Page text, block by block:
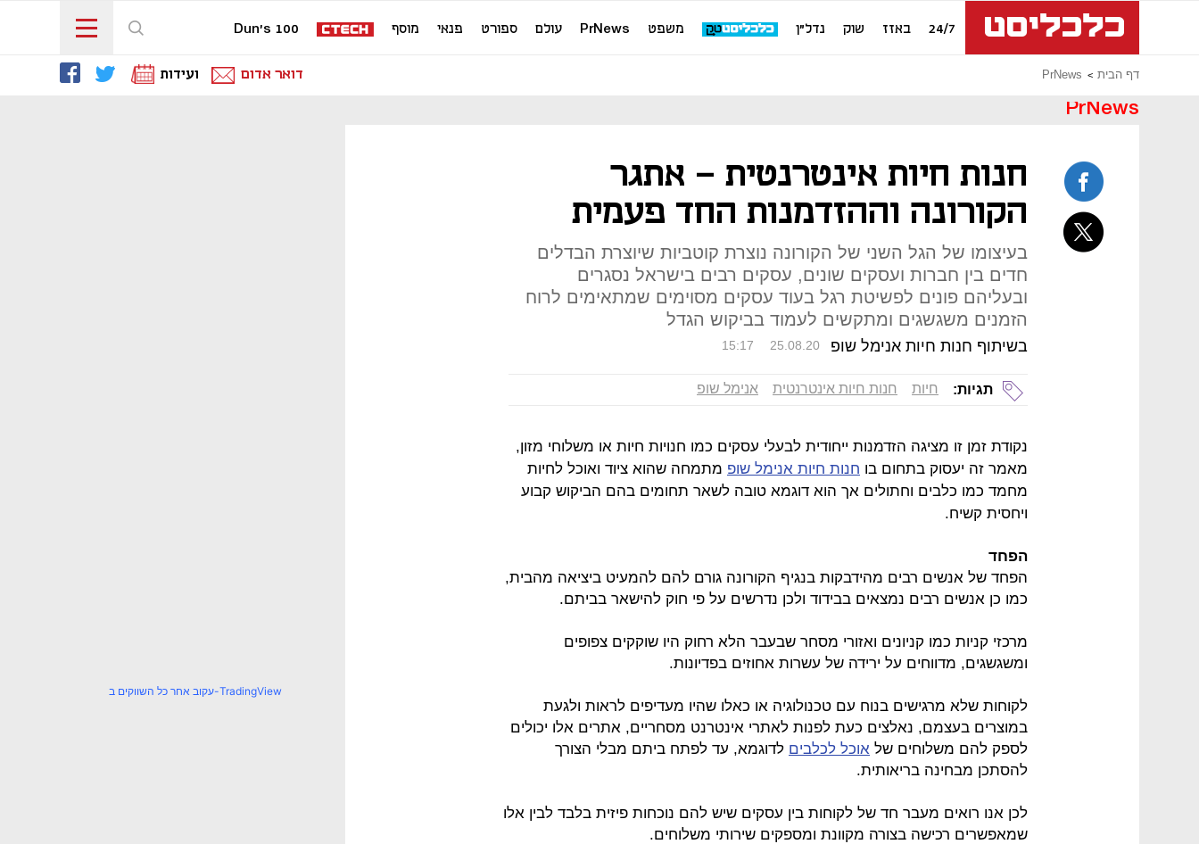
24/7 באזז שוק נדל"ן משפט PrNews עולם ספורט פנאי מוסף Dun's 100
דף הבית PrNews דואר אדום ועידות
PrNews
חנות חיות אינטרנטית – אתגר
הקורונה וההזדמנות החד פעמית
בעיצומו של הגל השני של הקורונה נוצרת קוטביות שיוצרת הבדלים
חדים בין חברות ועסקים שונים, עסקים רבים בישראל נסגרים
ובעליהם פונים לפשיטת רגל בעוד עסקים מסוימים שמתאימים לרוח
הזמנים משגשגים ומתקשים לעמוד בביקוש הגדל
בשיתוף חנות חיות אנימל שופ 15:17 25.08.20
תגיות: חיות חנות חיות אינטרנטית אנימל שופ
נקודת זמן זו מציגה הזדמנות ייחודית לבעלי עסקים כמו חנויות חיות או משלוחי מזון,
מאמר זה יעסוק בתחום בו חנות חיות אנימל שופ מתמחה שהוא ציוד ואוכל לחיות
מחמד כמו כלבים וחתולים אך הוא דוגמא טובה לשאר תחומים בהם הביקוש קבוע
ויחסית קשיח.
הפחד
הפחד של אנשים רבים מהידבקות בנגיף הקורונה גורם להם להמעיט ביציאה מהבית,
כמו כן אנשים רבים נמצאים בבידוד ולכן נדרשים על פי חוק להישאר בביתם.
מרכזי קניות כמו קניונים ואזורי מסחר שבעבר הלא רחוק היו שוקקים צפופים
ומשגשגים, מדווחים על ירידה של עשרות אחוזים בפדיונות.
לקוחות שלא מרגישים בנוח עם טכנולוגיה או כאלו שהיו מעדיפים לראות ולגעת
במוצרים בעצמם, נאלצים כעת לפנות לאתרי אינטרנט מסחריים, אתרים אלו יכולים
לספק להם משלוחים של אוכל לכלבים לדוגמא, עד לפתח ביתם מבלי הצורך
להסתכן מבחינה בריאותית.
לכן אנו רואים מעבר חד של לקוחות בין עסקים שיש להם נוכחות פיזית בלבד לבין אלו
שמאפשרים רכישה בצורה מקוונת ומספקים שירותי משלוחים.
עקוב אחר כל השווקים ב-TradingView